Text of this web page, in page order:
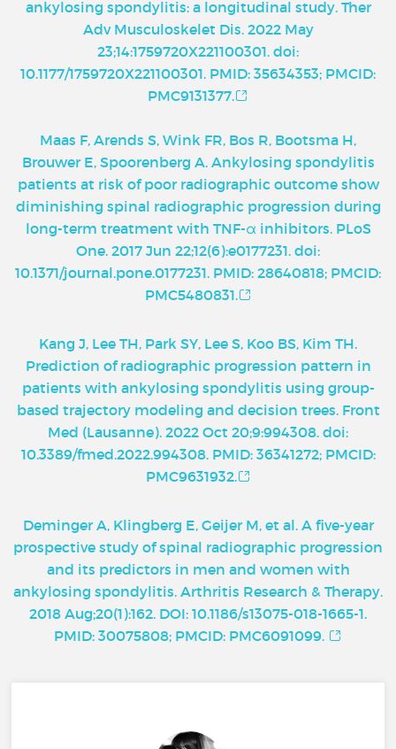
ankylosing spondylitis: a longitudinal study. Ther
Adv Musculoskelet Dis. 2022 May
23;14:1759720X221100301. doi:
10.1177/1759720X221100301. PMID: 35634353; PMCID:
PMC9131377.
Maas F, Arends S, Wink FR, Bos R, Bootsma H,
Brouwer E, Spoorenberg A. Ankylosing spondylitis
patients at risk of poor radiographic outcome show
diminishing spinal radiographic progression during
long-term treatment with TNF-α inhibitors. PLoS
One. 2017 Jun 22;12(6):e0177231. doi:
10.1371/journal.pone.0177231. PMID: 28640818; PMCID:
PMC5480831.
Kang J, Lee TH, Park SY, Lee S, Koo BS, Kim TH.
Prediction of radiographic progression pattern in
patients with ankylosing spondylitis using group-
based trajectory modeling and decision trees. Front
Med (Lausanne). 2022 Oct 20;9:994308. doi:
10.3389/fmed.2022.994308. PMID: 36341272; PMCID:
PMC9631932.
Deminger A, Klingberg E, Geijer M, et al. A five-year
prospective study of spinal radiographic progression
and its predictors in men and women with
ankylosing spondylitis. Arthritis Research & Therapy.
2018 Aug;20(1):162. DOI: 10.1186/s13075-018-1665-1.
PMID: 30075808; PMCID: PMC6091099.